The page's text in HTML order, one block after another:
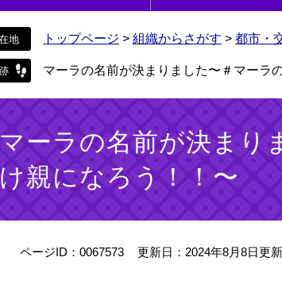
トップページ > 組織からさがす > 都市・
マーラの名前が決まりました〜＃マーラ
マーラの名前が決まり
け親になろう！！〜
ページID：0067573 更新日：2024年8月8日更新